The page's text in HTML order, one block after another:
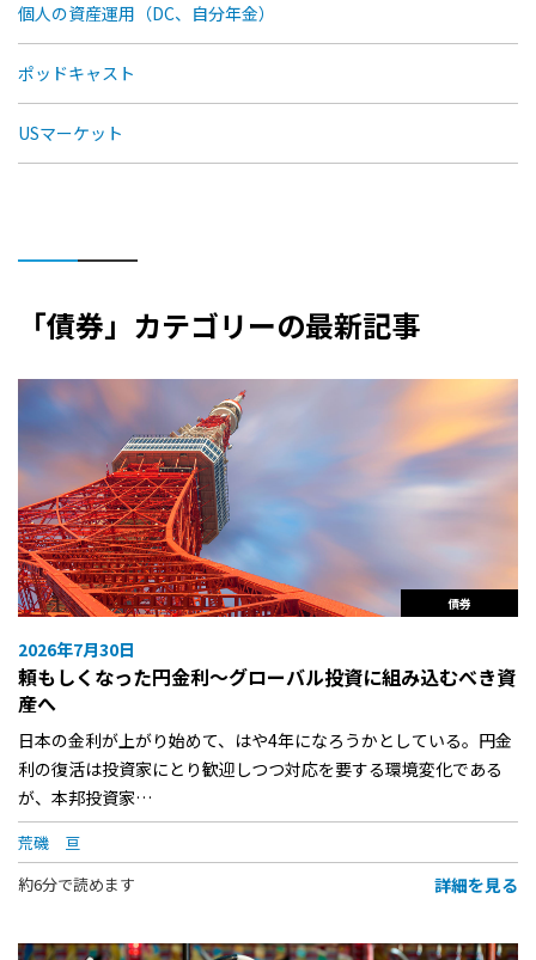
個人の資産運用（DC、自分年金）
ポッドキャスト
USマーケット
「債券」カテゴリーの最新記事
債券
2026年7月30日
頼もしくなった円金利〜グローバル投資に組み込むべき資
産へ
日本の金利が上がり始めて、はや4年になろうかとしている。円金
利の復活は投資家にとり歓迎しつつ対応を要する環境変化である
が、本邦投資家…
荒磯 亘
約6分で読めます
詳細を見る